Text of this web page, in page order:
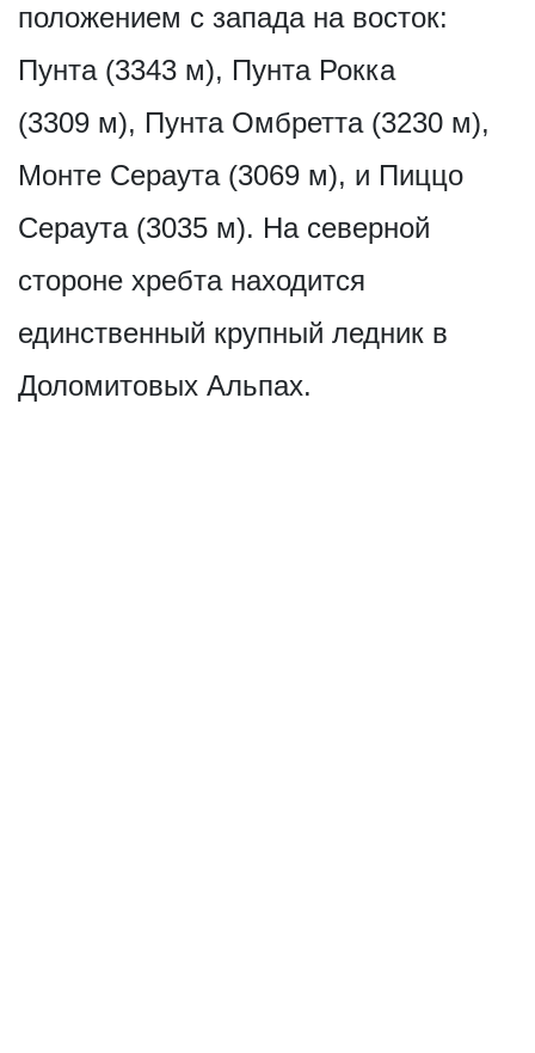
положением с запада на восток:
Пунта (3343 м), Пунта Рокка
(3309 м), Пунта Омбретта (3230 м),
Монте Сераута (3069 м), и Пиццо
Сераута (3035 м). На северной
стороне хребта находится
единственный крупный ледник в
Доломитовых Альпах.